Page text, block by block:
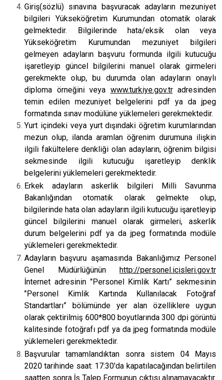
Giriş(sözlü) sınavına başvuracak adayların mezuniyet
bilgileri Yükseköğretim Kurumundan otomatik olarak
gelmektedir. Bilgilerinde hata/eksik olan veya
Yükseköğretim Kurumundan mezuniyet bilgileri
gelmeyen adayların başvuru formunda ilgili kutucuğu
işaretleyip güncel bilgilerini manuel olarak girmeleri
gerekmekte olup, bu durumda olan adayların onaylı
diploma örneğini veya www.turkiye.gov.tradresinden
temin edilen mezuniyet belgelerini pdf ya da jpeg
formatında sınav modülüne yüklemeleri gerekmektedir.
Yurt içindeki veya yurt dışındaki öğretim kurumlarından
mezun olup, ilanda aramlan öğrenim durumuna ilişkin
ilgili fakültelere denkliği olan adayların, öğrenim bilgisi
sekmesinde ilgili kutucuğu işaretleyip denklik
belgelerini yüklemeleri gerekmektedir.
Erkek adayların askerlik bilgileri Milli Savunma
Bakanlığından otomatik olarak gelmekte olup,
bilgilerinde hata olan adayların ilgili kutucuğu işaretleyip
güncel bilgilerini manuel olarak girmeleri, askerlik
durum belgelerini pdf ya da jpeg formatında modüle
yüklemeleri gerekmektedir.
Adayların başvuru aşamasında Bakanlığımız Personel
Genel Müdürlüğünün http://personel.icisleri.gov.tr
İnternet adresinin "Personel Kimlik Kartı” sekmesinin
"Personel Kimlik Kartında Kullanılacak Fotoğraf
Standartları” bölümünde yer alan özelliklere uygun
olarak çektirilmiş 600*800 boyutlarında 300 dpi görüntü
kalitesinde fotoğrafı pdf ya da jpeg formatında modüle
yüklemeleri gerekmektedir.
Başvurular tamamlandıktan sonra sistem 04 Mayıs
2020 tarihinde saat: 17:30'da kapatılacağından belirtilen
saatten sonra İş Talep Formunun çıktısı alınamayacaktır.